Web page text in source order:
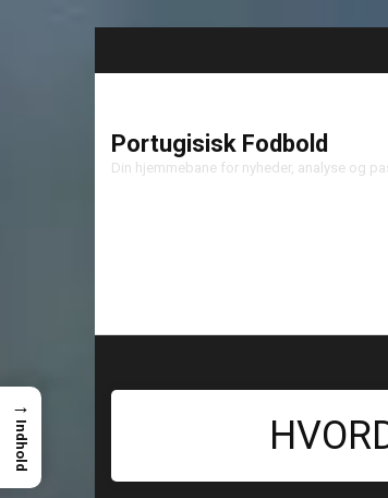
Portugisisk Fodbold
Din hjemmebane for nyheder, analyse og
→
Indhold